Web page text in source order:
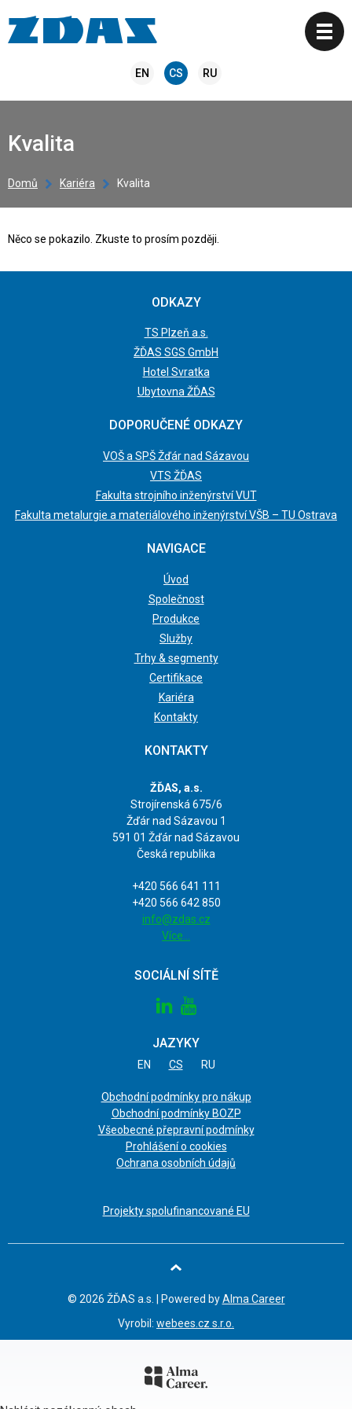
EN CS RU
Kvalita
Domů Kariéra Kvalita
Něco se pokazilo. Zkuste to prosím později.
ODKAZY
TS Plzeň a.s.
ŽĎAS SGS GmbH
Hotel Svratka
Ubytovna ŽĎAS
DOPORUČENÉ ODKAZY
VOŠ a SPŠ Žďár nad Sázavou
VTS ŽĎAS
Fakulta strojního inženýrství VUT
Fakulta metalurgie a materiálového inženýrství VŠB – TU Ostrava
NAVIGACE
Úvod
Společnost
Produkce
Služby
Trhy & segmenty
Certifikace
Kariéra
Kontakty
KONTAKTY
ŽĎAS, a.s.
Strojírenská 675/6
Žďár nad Sázavou 1
591 01 Žďár nad Sázavou
Česká republika
+420 566 641 111
+420 566 642 850
info@zdas.cz
Více…
SOCIÁLNÍ SÍTĚ
JAZYKY
EN CS RU
Obchodní podmínky pro nákup
Obchodní podmínky BOZP
Všeobecné přepravní podmínky
Prohlášení o cookies
Ochrana osobních údajů
Projekty spolufinancované EU
© 2026 ŽĎAS a.s. | Powered byAlma Career
Vyrobil: webees.cz s.r.o.